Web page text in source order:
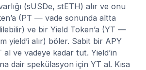
(sUSDe, stETH) alır ve onu
(PT — vade sonunda altta
ve bir Yield Token’a (YT —
yield’i alır) böler. Sabit bir APY
al ve vadeye kadar tut. Yield’in
dair spekülasyon için YT al. Kısa